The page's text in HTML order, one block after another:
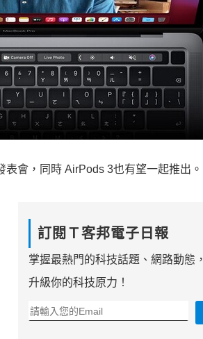
會，同時 AirPods 3也有望一起推出。
訂閱Ｔ客邦電子日報
掌握最熱門的科技話題、網路動態，
升級你的科技原力！